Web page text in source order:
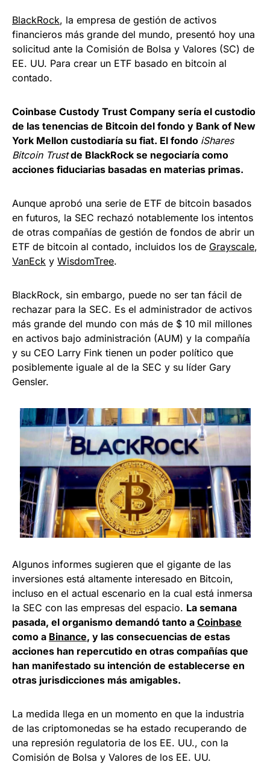
BlackRock, la empresa de gestión de activos
financieros más grande del mundo, presentó hoy una
solicitud ante la Comisión de Bolsa y Valores (SC) de
EE. UU. Para crear un ETF basado en bitcoin al
contado.
Coinbase Custody Trust Company sería el custodio
de las tenencias de Bitcoin del fondo y Bank of New
York Mellon custodiaría su fiat. El fondo iShares
Bitcoin Trustde BlackRock se negociaría como
acciones fiduciarias basadas en materias primas.
Aunque aprobó una serie de ETF de bitcoin basados ​​
en futuros, la SEC rechazó notablemente los intentos
de otras compañías de gestión de fondos de abrir un
ETF de bitcoin al contado, incluidos los de Grayscale,
VanEck y WisdomTree.
BlackRock, sin embargo, puede no ser tan fácil de
rechazar para la SEC. Es el administrador de activos
más grande del mundo con más de $ 10 mil millones
en activos bajo administración (AUM) y la compañía
y su CEO Larry Fink tienen un poder político que
posiblemente iguale al de la SEC y su líder Gary
Gensler.
Algunos informes sugieren que el gigante de las
inversiones está altamente interesado en Bitcoin,
incluso en el actual escenario en la cual está inmersa
la SEC con las empresas del espacio. La semana
pasada, el organismo demandó tanto a Coinbase
como a Binance, y las consecuencias de estas
acciones han repercutido en otras compañías que
han manifestado su intención de establecerse en
otras jurisdicciones más amigables.
La medida llega en un momento en que la industria
de las criptomonedas se ha estado recuperando de
una represión regulatoria de los EE. UU., con la
Comisión de Bolsa y Valores de los EE. UU.